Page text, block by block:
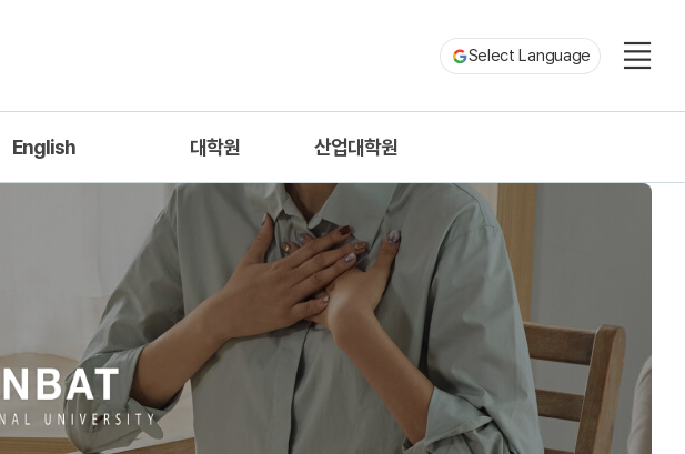
Select Language
English
Information
대학원
응용소재공학과
재료공학과
소재시스템공학과
산업대학원
응용소재공학과
재료공학과
소재시스템공학과